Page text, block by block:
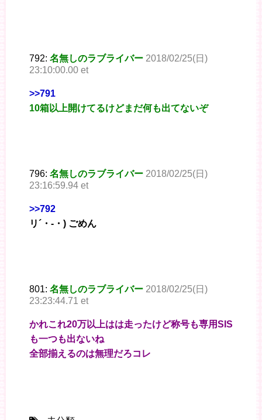
792: 名無しのラブライバー 2018/02/25(日)
23:10:00.00 et
>>791
10箱以上開けてるけどまだ何も出てないぞ
796: 名無しのラブライバー 2018/02/25(日)
23:16:59.94 et
>>792
リ´・-・) ごめん
801: 名無しのラブライバー 2018/02/25(日)
23:23:44.71 et
かれこれ20万以上はは走ったけど称号も専用SIS
も一つも出ないね
全部揃えるのは無理だろコレ